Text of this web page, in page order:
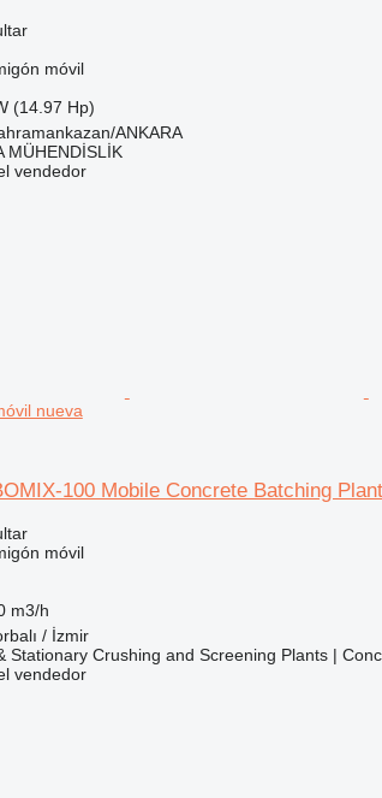
móvil
(14.97 Hp)
ANKARA
MÜHENDİSLİK
vendedor
nueva
100 Mobile Concrete Batching Plant
móvil
m3/h
/ İzmir
Stationary Crushing and Screening Plants |
vendedor